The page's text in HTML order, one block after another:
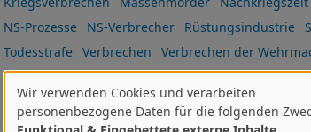
NS-Prozesse
NS-Verbrecher Rüstungsindustrie
Todesstrafe
Verbrechen Verbrechen der
Zwangsarbeit I:DES I:MK
Verwendung
Wir verwenden Cookies und verarbeiten
personenbezogene Daten für die folgenden